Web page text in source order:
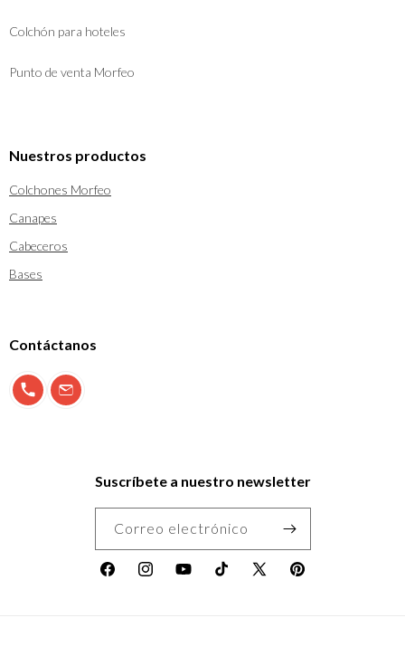
Colchón para hoteles
Punto de venta Morfeo
Nuestros productos
Colchones Morfeo
Canapes
Cabeceros
Bases
Contáctanos
900 897 123info@morfeo.com
Suscríbete a nuestro newsletter
Correo electrónico
FacebookInstagramYouTubeTikTok
X
Pinterest